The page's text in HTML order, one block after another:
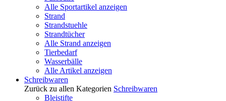
Alle Sportartikel anzeigen
Strand
Strandstuehle
Strandtücher
Alle Strand anzeigen
Tierbedarf
Wasserbälle
Alle Artikel anzeigen
Schreibwaren
Zurück zu allen Kategorien Schreibwaren
Bleistifte